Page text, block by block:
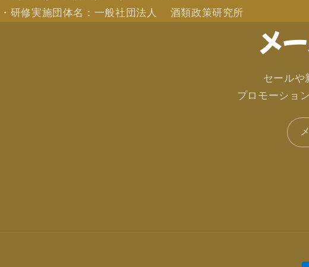
・研修実施団体名：一般社団法人 酒類政策研究所
メ
セールや
プロモーショ